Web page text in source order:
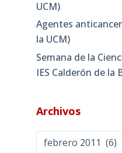
UCM)
Agentes
la UCM)
Semana de la
IES Calderón de la
Archivos
Archivos